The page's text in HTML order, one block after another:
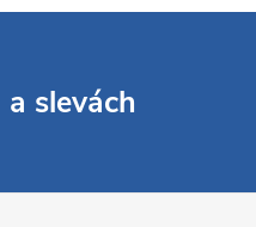
a slevách